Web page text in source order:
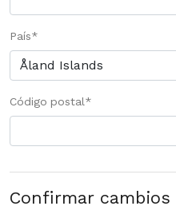
País*
Código postal*
Confirmar cambios